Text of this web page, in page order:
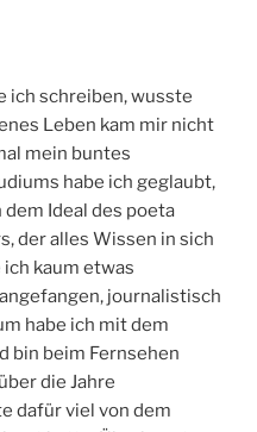
ich schreiben, wusste
Leben kam mir nicht
mein buntes
habe ich geglaubt,
dem Ideal des poeta
der alles Wissen in sich
kaum etwas
journalistisch
habe ich mit dem
bin beim Fernsehen
die Jahre
dafür viel von dem